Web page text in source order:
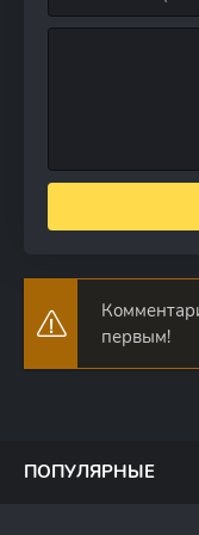
первым!
ПОПУЛЯРНЫЕ